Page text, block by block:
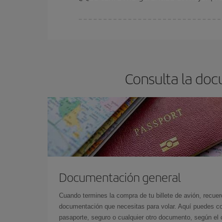
Consulta la
Documentación general
Cuando termines la compra de tu billete de avión,
documentación que necesitas para volar. Aquí puedes
pasaporte, seguro o cualquier otro documento, según